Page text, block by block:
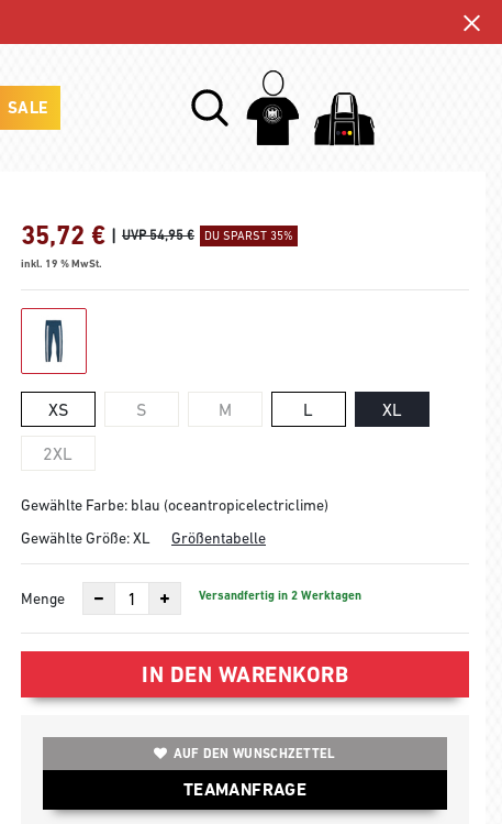
SALE
35,72 € | UVP 54,95 € DU SPARST 35%
inkl. 19 % MwSt.
XS S M L XL
2XL
Gewählte Farbe: blau (oceantropicelectriclime)
Gewählte Größe:XL Größentabelle
Menge Versandfertig in 2 Werktagen
IN DEN WARENKORB
AUF DEN WUNSCHZETTEL
TEAMANFRAGE